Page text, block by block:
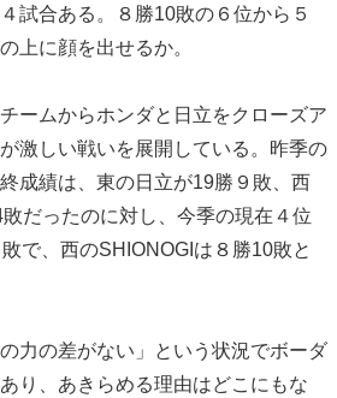
試合ある。８勝10敗の６位から５
上に顔を出せるか。
ームからホンダと日立をクローズア
激しい戦いを展開している。昨季の
成績は、東の日立が19勝９敗、西
だったのに対し、今季の現在４位
で、西のSHIONOGIは８勝10敗と
力の差がない」という状況でボーダ
り、あきらめる理由はどこにもな